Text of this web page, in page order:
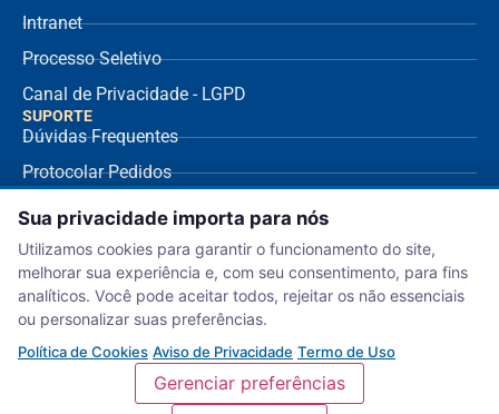
Intranet
Processo Seletivo
Canal de Privacidade - LGPD
SUPORTE
Dúvidas Frequentes
Protocolar Pedidos
Envio de NF Fornecedor
Ouvidoria
Aviso de Privacidade
Termo de Uso
Política de Cookies
Sua privacidade importa para nós
Utilizamos cookies para garantir o funcionamento do site,
melhorar sua experiência e, com seu consentimento, para fins
analíticos. Você pode aceitar todos, rejeitar os não essenciais
ou personalizar suas preferências.
Política de Cookies·Aviso de Privacidade·Termo de Uso
Gerenciar preferências